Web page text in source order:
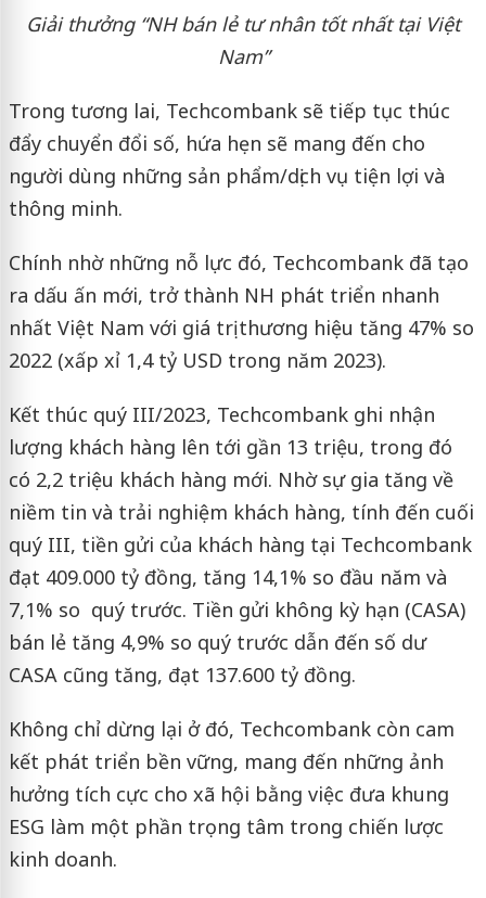
Giải thưởng “NH bán lẻ tư nhân tốt nhất tại Việt
Nam”
Trong tương lai, Techcombank sẽ tiếp tục thúc
đẩy chuyển đổi số, hứa hẹn sẽ mang đến cho
người dùng những sản phẩm/dịch vụ tiện lợi và
thông minh.
Chính nhờ những nỗ lực đó, Techcombank đã tạo
ra dấu ấn mới, trở thành NH phát triển nhanh
nhất Việt Nam với giá trị thương hiệu tăng 47% so
2022 (xấp xỉ 1,4 tỷ USD trong năm 2023).
Kết thúc quý III/2023, Techcombank ghi nhận
lượng khách hàng lên tới gần 13 triệu, trong đó
có 2,2 triệu khách hàng mới. Nhờ sự gia tăng về
niềm tin và trải nghiệm khách hàng, tính đến cuối
quý III, tiền gửi của khách hàng tại Techcombank
đạt 409.000 tỷ đồng, tăng 14,1% so đầu năm và
7,1% so quý trước. Tiền gửi không kỳ hạn (CASA)
bán lẻ tăng 4,9% so quý trước dẫn đến số dư
CASA cũng tăng, đạt 137.600 tỷ đồng.
Không chỉ dừng lại ở đó, Techcombank còn cam
kết phát triển bền vững, mang đến những ảnh
hưởng tích cực cho xã hội bằng việc đưa khung
ESG làm một phần trọng tâm trong chiến lược
kinh doanh.